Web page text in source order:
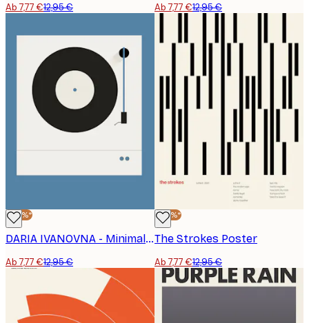
Ab 7,77 €12,95 € Ab 7,77 €12,95 €
-40%*
DARIA IVANOVNA - Minimalistischer Plattenspieler Poster
Ab 7,77 €12,95 €
-40%*
The Strokes Poster
Ab 7,77 €12,95 €